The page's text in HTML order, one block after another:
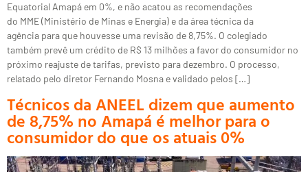
Equatorial Amapá em 0%, e não acatou as recomendações
do MME (Ministério de Minas e Energia) e da área técnica da
agência para que houvesse uma revisão de 8,75%. O colegiado
também prevê um crédito de R$ 13 milhões a favor do consumidor no
próximo reajuste de tarifas, previsto para dezembro. O processo,
relatado pelo diretor Fernando Mosna e validado pelos […]
Técnicos da ANEEL dizem que aumento
de 8,75% no Amapá é melhor para o
consumidor do que os atuais 0%